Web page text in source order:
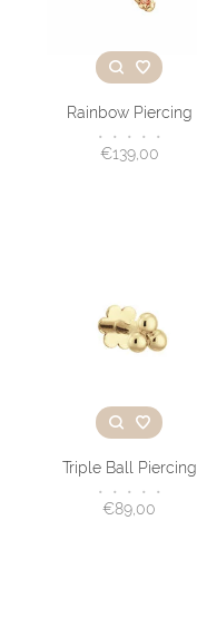
Rainbow Piercing
• • • • •
€139,00
Triple Ball Piercing
• • • • •
€89,00